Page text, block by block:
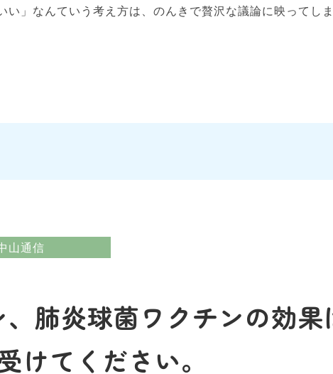
い」なんていう考え方は、のんきで贅沢な議論に映ってし
山通信
、肺炎球菌ワクチンの効
けてください。